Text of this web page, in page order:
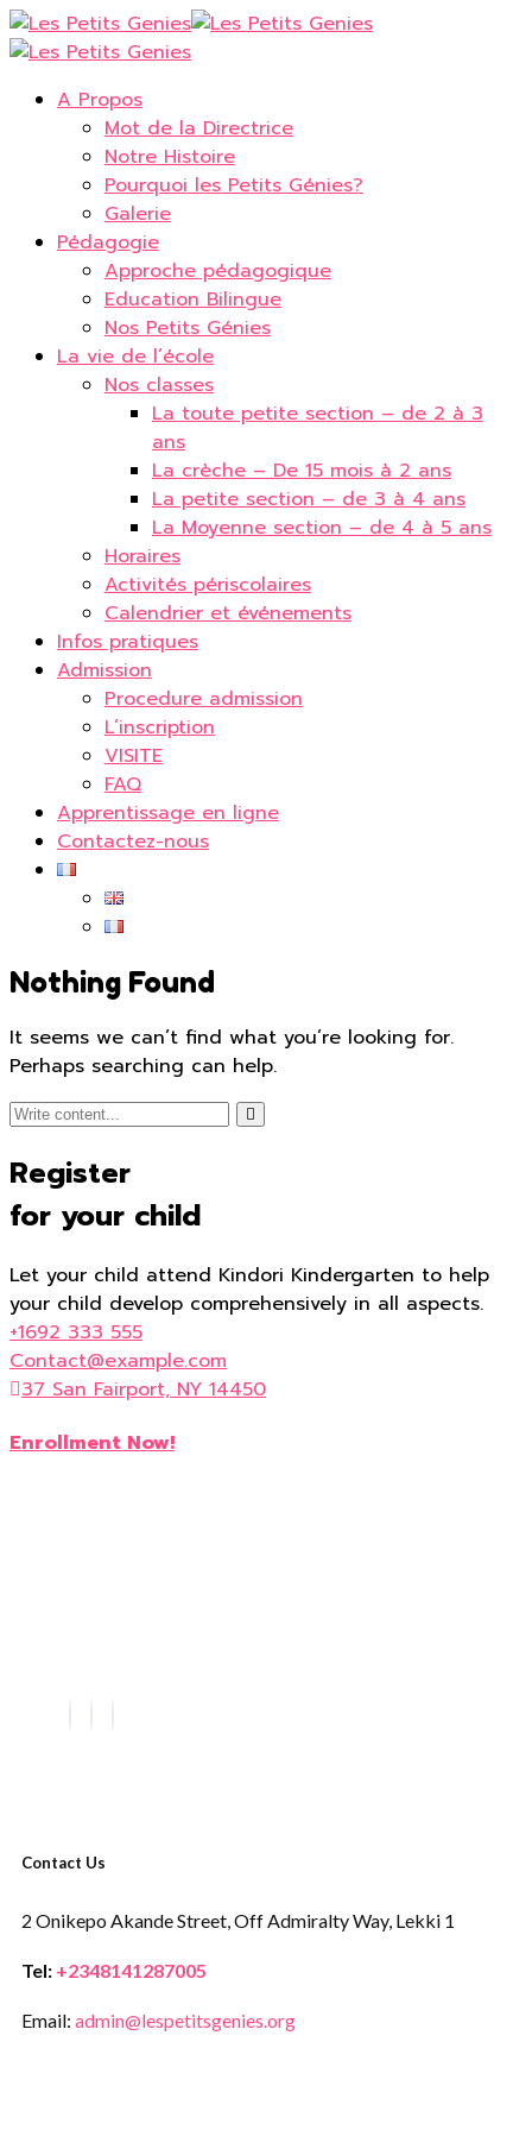
A Propos
Mot de la Directrice
Notre Histoire
Pourquoi les Petits Génies?
Galerie
Pédagogie
Approche pédagogique
Education Bilingue
Nos Petits Génies
La vie de l’école
Nos classes
La toute petite section – de 2 à 3
ans
La crèche – De 15 mois à 2 ans
La petite section – de 3 à 4 ans
La Moyenne section – de 4 à 5 ans
Horaires
Activités périscolaires
Calendrier et événements
Infos pratiques
Admission
Procedure admission
L’inscription
VISITE
FAQ
Apprentissage en ligne
Contactez-nous
Nothing Found
It seems we can’t find what you’re looking for.
Perhaps searching can help.
Register
for your child
Let your child attend Kindori Kindergarten to help
your child develop comprehensively in all aspects.
+1692 333 555
Contact@example.com
37 San Fairport, NY 14450
Enrollment Now!
Contact Us
2 Onikepo Akande Street, Off Admiralty Way, Lekki 1
Tel: +2348141287005
Email: admin@lespetitsgenies.org